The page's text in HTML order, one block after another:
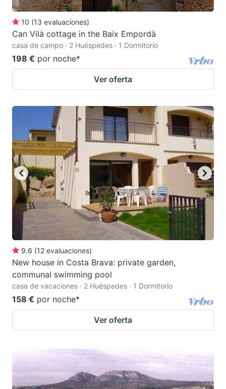
10 (13 evaluaciones)
Can Vilà cottage in the Baix Empordà
casa de campo · 2 Huéspedes · 1 Dormitorio
198 € por noche*
Ver oferta
9.6 (12 evaluaciones)
New house in Costa Brava: private garden,
communal swimming pool
casa de vacaciones · 2 Huéspedes · 1 Dormitorio
158 € por noche*
Ver oferta